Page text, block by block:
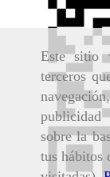
Este sitio
terceros
sobre la
tus hábitos